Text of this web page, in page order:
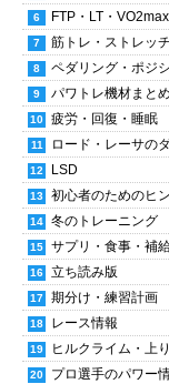
FTP・LT・VO2max
筋トレ・ストレッチ
ペダリング・ポジ
パワトレ機材まとめ
疲労・回復・睡眠
ロード・レーサの
LSD
初心者のためのヒ
冬のトレーニング
サプリ・食事・補
立ち読み版
期分け・練習計画
レース情報
ヒルクライム・上り
プロ選手のパワー